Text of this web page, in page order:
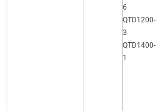
6
QTD1200-
3
QTD1400-
1